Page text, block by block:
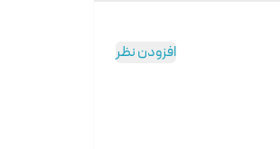
افزودن نظر